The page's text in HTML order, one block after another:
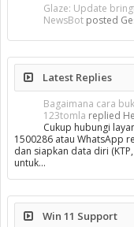
Glaze: Update
NewsBot posted
Latest Replies
Bagaimana cara
123tomla replied
Cukup hubungi
1500286 atau WhatsApp
dan siapkan data diri
untuk…
Win 11 Support